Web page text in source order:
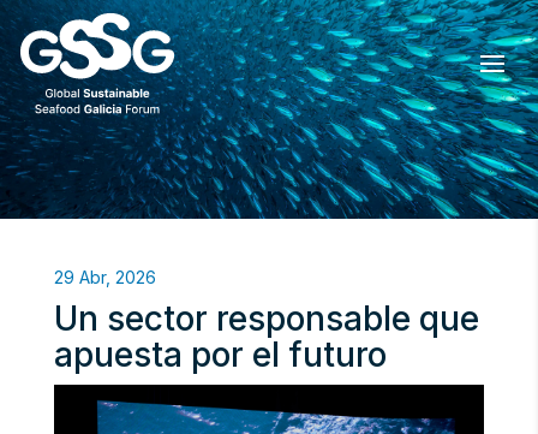
29 Abr, 2026
Un sector responsable que
apuesta por el futuro